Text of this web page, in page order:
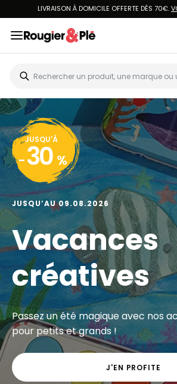
LIVRAISON À DOMICILE OFFERTE DÈS 70€.
JUSQU'À
- 30 %
JUSQU’AU 09.08.2026
Vacances
créatives
Passez un été magique avec nos
pour petits et grands !
J'EN PROFITE